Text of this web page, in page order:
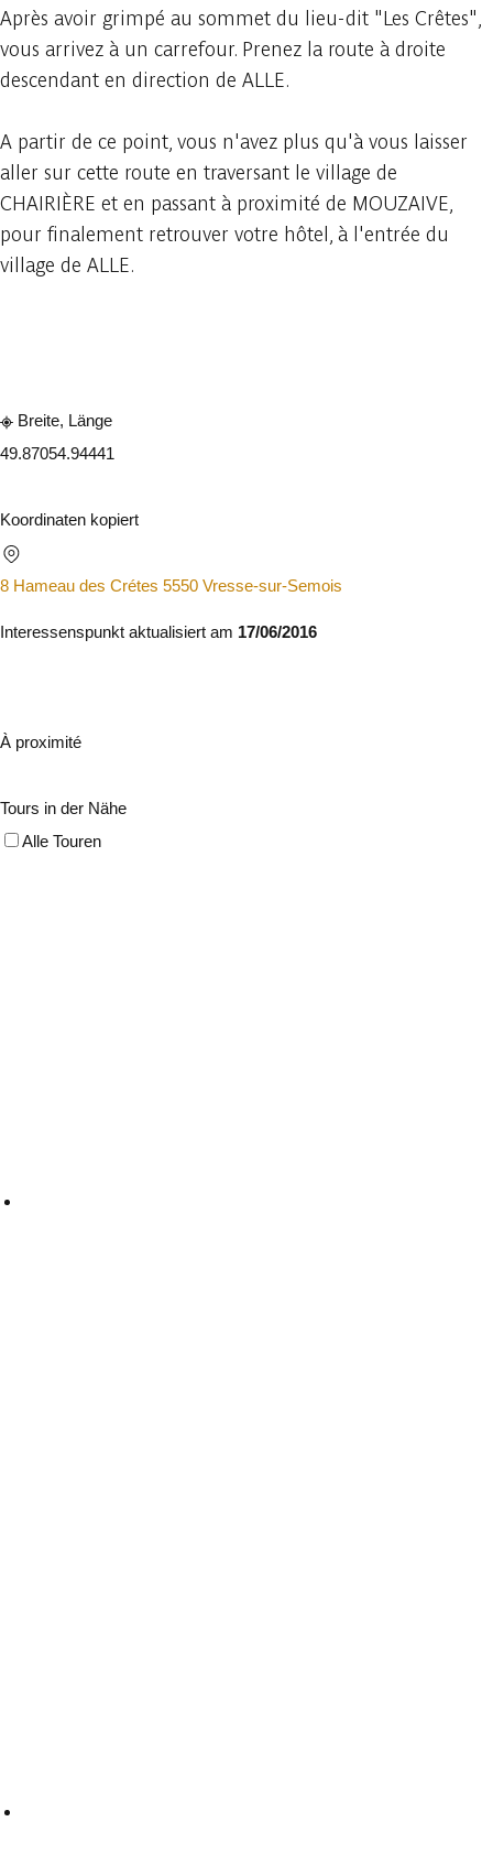
Après avoir grimpé au sommet du lieu-dit "Les Crêtes",
vous arrivez à un carrefour. Prenez la route à droite
descendant en direction de ALLE.
A partir de ce point, vous n'avez plus qu'à vous laisser
aller sur cette route en traversant le village de
CHAIRIÈRE et en passant à proximité de MOUZAIVE,
pour finalement retrouver votre hôtel, à l'entrée du
village de ALLE.
Breite, Länge
49.87054.94441
Koordinaten kopiert
8 Hameau des Crétes 5550 Vresse-sur-Semois
Interessenspunkt aktualisiert am 17/06/2016
À proximité
Tours in der Nähe
Alle Touren